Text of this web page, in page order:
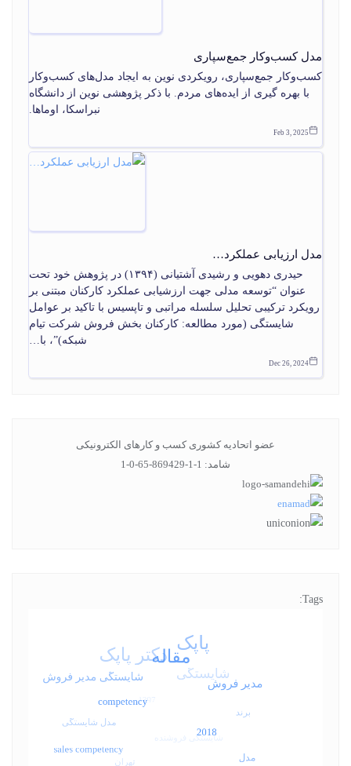
مدل کسب‌وکار جمع‌سپاری
کسب‌وکار جمع‌سپاری، رویکردی نوین به ایجاد مدل‌های کسب‌وکار
با بهره گیری از ایده‌های مردم. با ذکر پژوهشی نوین از دانشگاه
نبراسکا، اوماها.
Feb 3, 2025
مدل ارزیابی عملکرد…
حیدری دهویی و رشیدی آشتیانی (۱۳۹۴) در پژوهش خود تحت
عنوان “توسعه مدلی جهت ارزشیابی عملکرد کارکنان مبتنی بر
رویکرد ترکیبی تحلیل سلسله مراتبی و تاپسیس با تاکید بر عوامل
شایستگی (مورد مطالعه: کارکنان بخش فروش شرکت تیام
شبکه)”، با…
Dec 26, 2024
عضو اتحادیه کشوری کسب و کارهای الکترونیکی
شامد: 1-1-869429-65-0-1
Tags: